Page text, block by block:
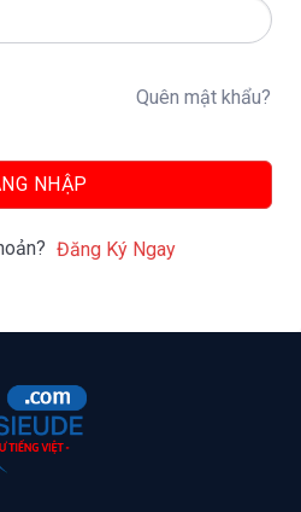
Quên mật khẩu?
NHẬP
Đăng Ký Ngay